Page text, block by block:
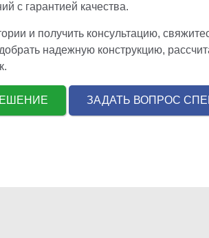
с гарантией качества.
и получить консультацию,
надежную конструкцию,
РЕШЕНИЕ ЗАДАТЬ ВОПРОС